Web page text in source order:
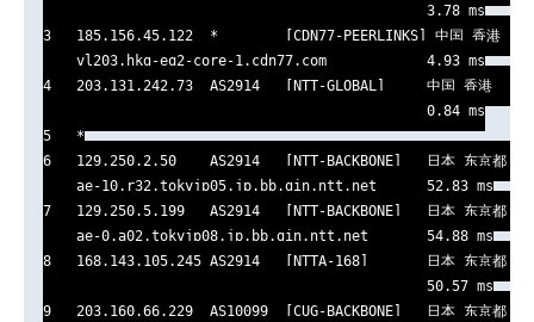
                                              3.78 ms
3   185.156.45.122  *        [CDN77-PEERLINKS] 中国
    vl203.hkg-eq2-core-1.cdn77.com            4.93 ms
4   203.131.242.73  AS2914   [NTT-GLOBAL]     中国 香港
                                              0.84 ms
5   *
6   129.250.2.50    AS2914   [NTT-BACKBONE]   日本 东京
    ae-10.r32.tokyjp05.jp.bb.gin.ntt.net      52.83 ms
7   129.250.5.199   AS2914   [NTT-BACKBONE]   日本 东京
    ae-0.a02.tokyjp08.jp.bb.gin.ntt.net       54.88 ms
8   168.143.105.245 AS2914   [NTTA-168]       日本 东京都
                                              50.57 ms
9   203.160.66.229  AS10099  [CUG-BACKBONE]   日本 东京都